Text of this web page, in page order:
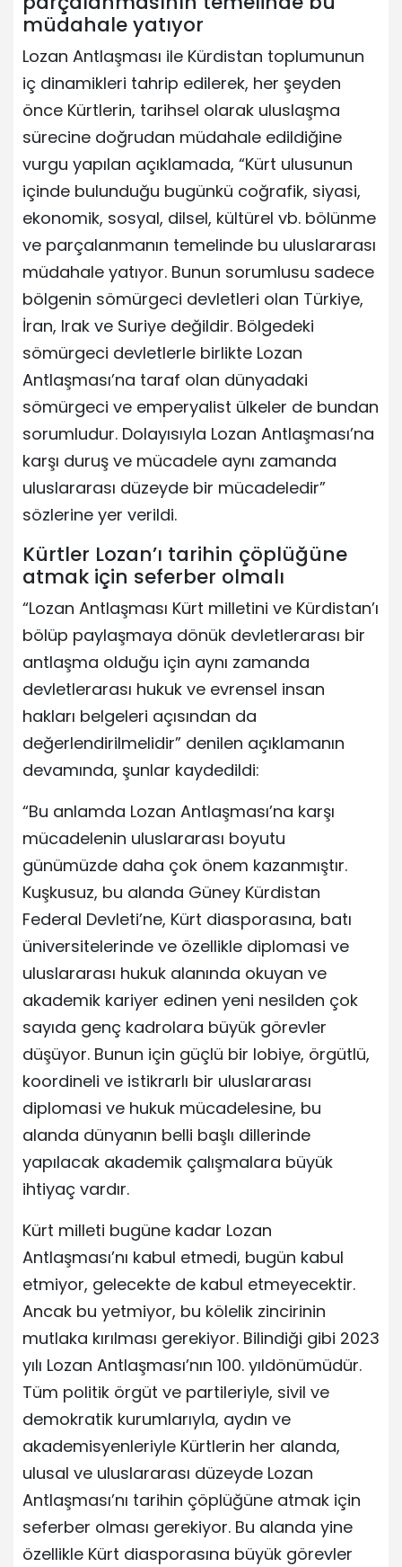
müdahale yatıyor
Lozan Antlaşması ile Kürdistan toplumunun
iç dinamikleri tahrip edilerek, her şeyden
önce Kürtlerin, tarihsel olarak uluslaşma
sürecine doğrudan müdahale edildiğine
vurgu yapılan açıklamada, “Kürt ulusunun
içinde bulunduğu bugünkü coğrafik, siyasi,
ekonomik, sosyal, dilsel, kültürel vb. bölünme
ve parçalanmanın temelinde bu uluslararası
müdahale yatıyor. Bunun sorumlusu sadece
bölgenin sömürgeci devletleri olan Türkiye,
İran, Irak ve Suriye değildir. Bölgedeki
sömürgeci devletlerle birlikte Lozan
Antlaşması’na taraf olan dünyadaki
sömürgeci ve emperyalist ülkeler de bundan
sorumludur. Dolayısıyla Lozan Antlaşması’na
karşı duruş ve mücadele aynı zamanda
uluslararası düzeyde bir mücadeledir”
sözlerine yer verildi.
Kürtler Lozan’ı tarihin çöplüğüne
atmak için seferber olmalı
“Lozan Antlaşması Kürt milletini ve Kürdistan’ı
bölüp paylaşmaya dönük devletlerarası bir
antlaşma olduğu için aynı zamanda
devletlerarası hukuk ve evrensel insan
hakları belgeleri açısından da
değerlendirilmelidir” denilen açıklamanın
devamında, şunlar kaydedildi:
“Bu anlamda Lozan Antlaşması’na karşı
mücadelenin uluslararası boyutu
günümüzde daha çok önem kazanmıştır.
Kuşkusuz, bu alanda Güney Kürdistan
Federal Devleti’ne, Kürt diasporasına, batı
üniversitelerinde ve özellikle diplomasi ve
uluslararası hukuk alanında okuyan ve
akademik kariyer edinen yeni nesilden çok
sayıda genç kadrolara büyük görevler
düşüyor. Bunun için güçlü bir lobiye, örgütlü,
koordineli ve istikrarlı bir uluslararası
diplomasi ve hukuk mücadelesine, bu
alanda dünyanın belli başlı dillerinde
yapılacak akademik çalışmalara büyük
ihtiyaç vardır.
Kürt milleti bugüne kadar Lozan
Antlaşması’nı kabul etmedi, bugün kabul
etmiyor, gelecekte de kabul etmeyecektir.
Ancak bu yetmiyor, bu kölelik zincirinin
mutlaka kırılması gerekiyor. Bilindiği gibi 2023
yılı Lozan Antlaşması’nın 100. yıldönümüdür.
Tüm politik örgüt ve partileriyle, sivil ve
demokratik kurumlarıyla, aydın ve
akademisyenleriyle Kürtlerin her alanda,
ulusal ve uluslararası düzeyde Lozan
Antlaşması’nı tarihin çöplüğüne atmak için
seferber olması gerekiyor. Bu alanda yine
özellikle Kürt diasporasına büyük görevler